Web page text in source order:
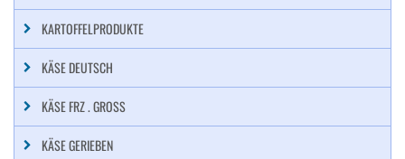
KARTOFFELPRODUKTE
KÄSE DEUTSCH
KÄSE FRZ . GROSS
KÄSE GERIEBEN